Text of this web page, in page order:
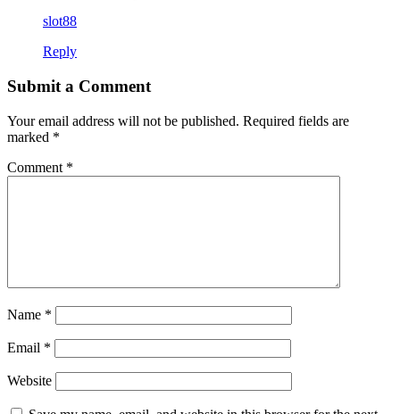
slot88
Reply
Submit a Comment
Your email address will not be published. Required fields are
marked *
Comment *
Name *
Email *
Website